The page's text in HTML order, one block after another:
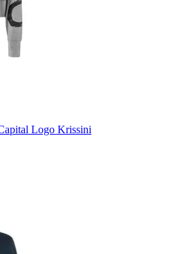
Logo Krissini